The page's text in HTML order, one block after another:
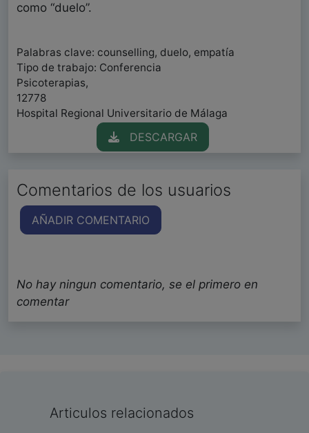
como “duelo”.
Palabras clave: counselling, duelo, empatía
Tipo de trabajo: Conferencia
Psicoterapias,
12778
Hospital Regional Universitario de Málaga
DESCARGAR
Comentarios de los usuarios
AÑADIR COMENTARIO
No hay ningun comentario, se el primero en
comentar
Articulos relacionados